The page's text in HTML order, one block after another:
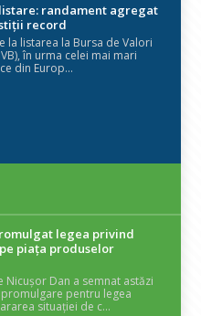
randament agregat
record
la listarea la Bursa de Valori
în urma celei mai mari
din Europ...
legea privind
piaţa produselor
Nicușor Dan a semnat astăzi
pentru legea
situației de c...